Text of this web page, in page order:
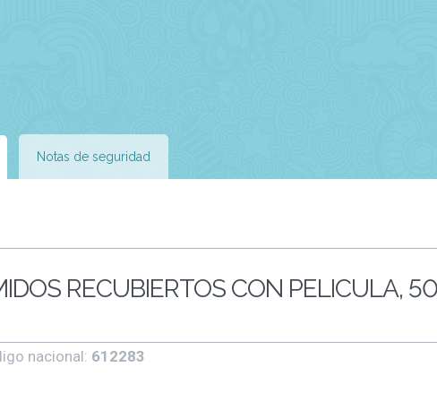
Notas de seguridad
RECUBIERTOS CON PELICULA,
nacional: 612283